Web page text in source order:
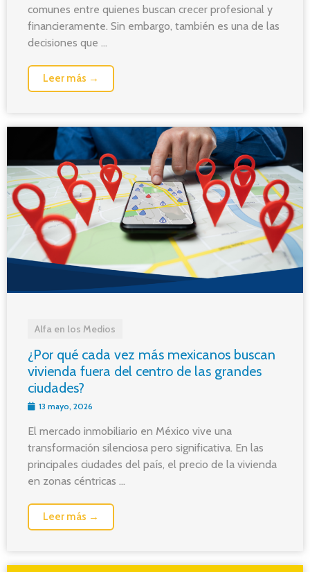
comunes entre quienes buscan crecer profesional y
financieramente. Sin embargo, también es una de las
decisiones que ...
Leer más →
Alfa en los Medios
¿Por qué cada vez más mexicanos buscan
vivienda fuera del centro de las grandes
ciudades?
13 mayo, 2026
El mercado inmobiliario en México vive una
transformación silenciosa pero significativa. En las
principales ciudades del país, el precio de la vivienda
en zonas céntricas ...
Leer más →